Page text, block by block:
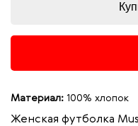
Материал: 100% хлопок
Женская футболка